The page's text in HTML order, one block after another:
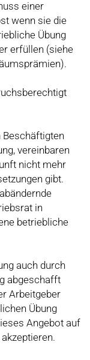
einer
wenn sie die
Übung
erfüllen (siehe
Beschäftigten
vereinbaren
nicht mehr
gibt.
in
betriebliche
auch durch
abgeschafft
Arbeitgeber
Übung
Angebot auf